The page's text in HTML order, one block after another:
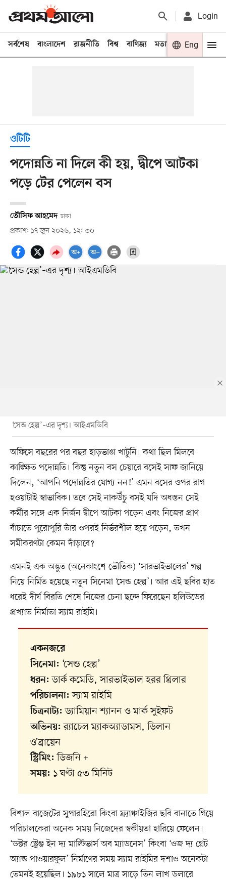
Login
সর্বশেষ বাংলাদেশ রাজনীতি বিশ্ব বাণিজ্য মতামত খেলা
Eng
ওটিটি
পদোন্নতি না দিলে কী হয়, দ্বীপে আটকা
পড়ে টের পেলেন বস
তৌসিফ আহমেদ ঢাকা
প্রকাশ: ১৭ জুন ২০২৬, ১২: ৩০
‘সেন্ড হেল্প’–এর দৃশ্য। আইএমডিবি
অফিসে বছরের পর বছর হাড়ভাঙা খাটুনি। কথা ছিল মিলবে
কাঙ্ক্ষিত পদোন্নতি। কিন্তু নতুন বস চেয়ারে বসেই সাফ জানিয়ে
দিলেন, ‘আপনি পদোন্নতির যোগ্য নন!’ এমন বসের ওপর রাগ
হওয়াটাই স্বাভাবিক। তবে সেই নাকউঁচু বসই যদি অধস্তন সেই
কর্মীর সঙ্গে এক নির্জন দ্বীপে আটকা পড়েন এবং নিজের প্রাণ
বাঁচাতে পুরোপুরি তাঁর ওপরই নির্ভরশীল হয়ে পড়েন, তখন
সমীকরণটা কেমন দাঁড়াবে?
এমনই এক অদ্ভুত (অনেকাংশে ভৌতিক) ‘সারভাইভালের’ গল্প
নিয়ে নির্মিত হয়েছে নতুন সিনেমা ‘সেন্ড হেল্প’। আর এই ছবির হাত
ধরেই দীর্ঘ বিরতি শেষে নিজের চেনা ছন্দে ফিরেছেন হলিউডের
প্রখ্যাত নির্মাতা স্যাম রাইমি।
একনজরে
সিনেমা: ‘সেন্ড হেল্প’
ধরন: ডার্ক কমেডি, সারভাইভাল হরর থ্রিলার
পরিচালনা: স্যাম রাইমি
চিত্রনাট্য: ড্যামিয়ান শ্যানন ও মার্ক সুইফট
অভিনয়: র‍্যাচেল ম্যাকঅ্যাডামস, ডিলান
ও’ব্রায়েন
স্ট্রিমিং: ডিজনি +
সময়: ১ ঘণ্টা ৫৩ মিনিট
বিশাল বাজেটের সুপারহিরো কিংবা ফ্র্যাঞ্চাইজির ছবি বানাতে গিয়ে
পরিচালকেরা অনেক সময় নিজেদের স্বকীয়তা হারিয়ে ফেলেন।
‘ডক্টর স্ট্রেঞ্জ ইন দ্য মাল্টিভার্স অব ম্যাডনেস’ কিংবা ‘ওজ দ্য গ্রেট
অ্যান্ড পাওয়ারফুল’ নির্মাণের সময় স্যাম রাইমির দশাও অনেকটা
তেমনই হয়েছিল। ১৯৮১ সালে মাত্র সাড়ে তিন লাখ ডলারে